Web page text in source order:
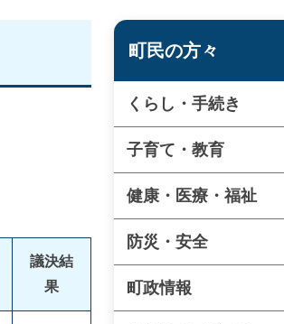
議決結
果
町民の方々
くらし・手続き
子育て・教育
健康・医療・福祉
防災・安全
町政情報